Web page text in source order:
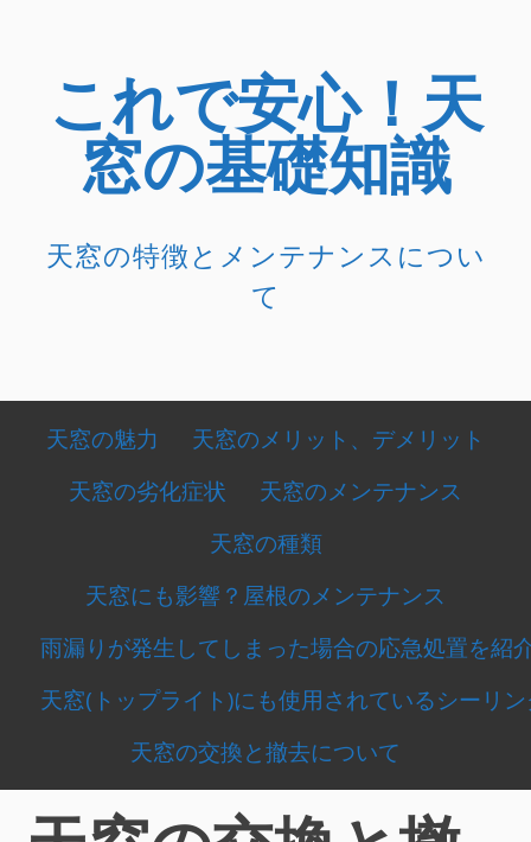
これで安心！天
窓の基礎知識
天窓の特徴とメンテナンスについ
て
メ
イ
メ
ニ
ー
天窓の魅力
天窓のメリット、デメリット
天窓の劣化症状
天窓のメンテナンス
天窓の種類
天窓にも影響？屋根のメンテナンス
雨漏りが発生してしまった場合の応急処置を紹
天窓(トップライト)にも使用されているシーリ
天窓の交換と撤去について